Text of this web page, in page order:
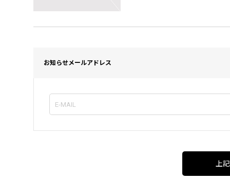
お知らせメールアドレス
上